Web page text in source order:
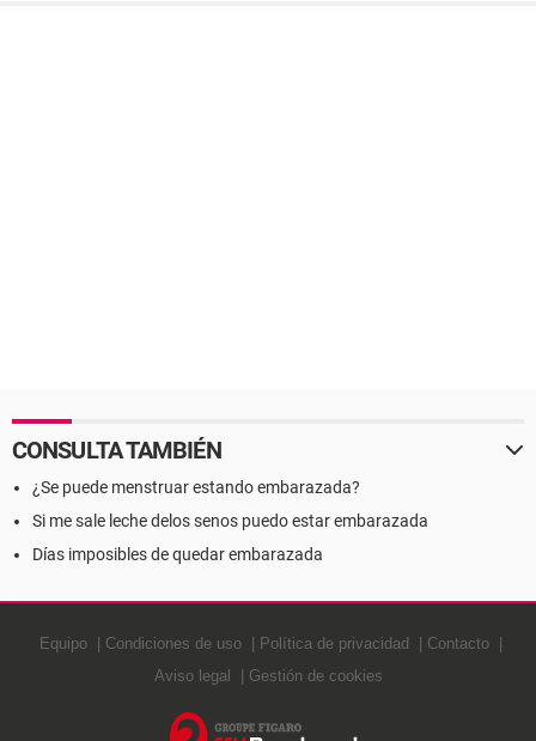
CONSULTA TAMBIÉN
¿Se puede menstruar estando embarazada?
Si me sale leche delos senos puedo estar embarazada
Días imposibles de quedar embarazada
Equipo Condiciones de uso Política de privacidad
Contacto
Aviso legal
Gestión de cookies